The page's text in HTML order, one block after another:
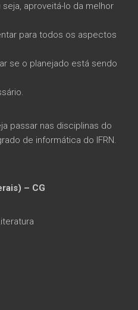
aproveitá-lo da melhor
para todos os aspectos
se o planejado está sendo
passar nas disciplinas do
de informática do IFRN.
– CG